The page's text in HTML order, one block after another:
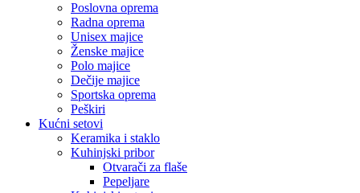
Poslovna oprema
Radna oprema
Unisex majice
Ženske majice
Polo majice
Dečije majice
Sportska oprema
Peškiri
Kućni setovi
Keramika i staklo
Kuhinjski pribor
Otvarači za flaše
Pepeljare